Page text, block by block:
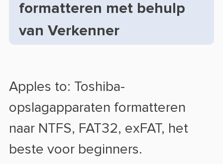
formatteren met behulp
van Verkenner
Apples to: Toshiba-
opslagapparaten formatteren
naar NTFS, FAT32, exFAT, het
beste voor beginners.